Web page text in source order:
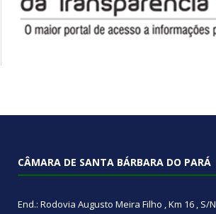
CÂMARA DE SANTA BÁRBARA DO PARÁ
End.: Rodovia Augusto Meira Filho , Km 16 , S/N